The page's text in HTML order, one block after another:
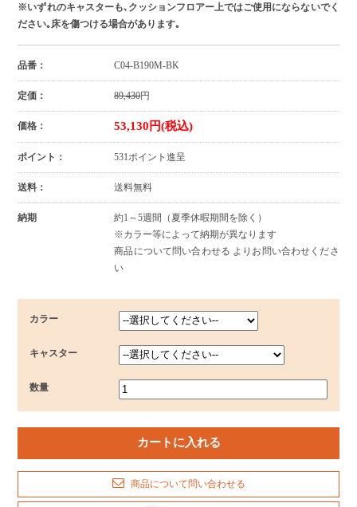
※いずれのキャスターも､クッションフロアー上ではご使用にならないでく
ださい｡床を傷つける場合があります｡
品番： C04-B190M-BK
定価： 89,430円
価格： 53,130円(税込)
ポイント： 531ポイント進呈
送料： 送料無料
納期
約1～5週間（夏季休暇期間を除く）
※カラー等によって納期が異なります
商品について問い合わせる よりお問い合わせくださ
い
カラー
キャスター
数量
商品について問い合わせる